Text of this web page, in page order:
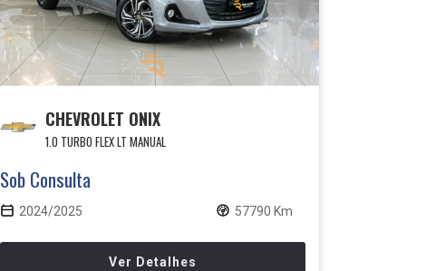
CHEVROLET ONIX
1.0 TURBO FLEX LT MANUAL
Sob Consulta
2024/2025 57790 Km
Ver Detalhes